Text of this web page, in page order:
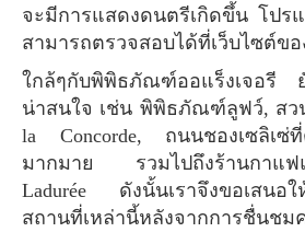
จะมีการแสดงดนตรีเกิดขึ้น โปร
สามารถตรวจสอบได้ที่เว็บไซต์
ใกล้ๆกับพิพิธภัณฑ์ออแร็งเจอรี ยังมีพิพิธภัณฑ์อื่นๆที่
น่าสนใจ เช่น พิพิธภัณฑ์ลูฟว์, สวน
la Concorde, ถนนชองเซลิเซ่ที่
มากมาย รวมไปถึงร้านกาแฟ
Ladurée ดังนั้นเราจึงขอเสนอ
สถานที่เหล่านี้หลังจากการชื่นชม